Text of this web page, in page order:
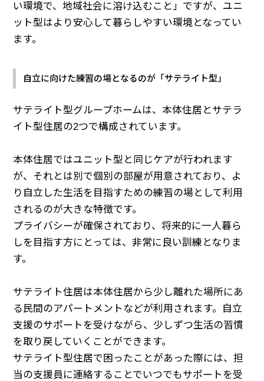
い環境で、地域社会に溶け込むこと」ですが、ユニ
ット型はより安心して暮らしやすい環境となってい
ます。
自立に向けた練習の場となるのが「サテライト型」
サテライト型グループホームは、本体住居とサテラ
イト型住居の2つで構成されています。
本体住居ではユニット型と同じケアが行われます
が、それとは別で個別の部屋が用意されており、よ
り自立した生活を目指すための練習の場として利用
されるのが大きな特徴です。
プライバシーが確保されており、将来的に一人暮ら
しを目指す方にとっては、非常に良い訓練となりま
す。
サテライト住居は本体住居から少し離れた場所にあ
る民間のアパートメントなどが利用されます。自立
支援のサポートを受けながら、少しずつ生活の習慣
を取り戻していくことができます。
サテライト型住居で困ったことがあった際には、担
当の支援員に連絡することでいつでもサポートを受